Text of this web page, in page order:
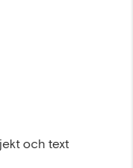
och text